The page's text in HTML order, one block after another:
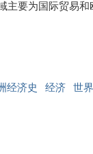
要为国际贸易和
经济史 经济 世界